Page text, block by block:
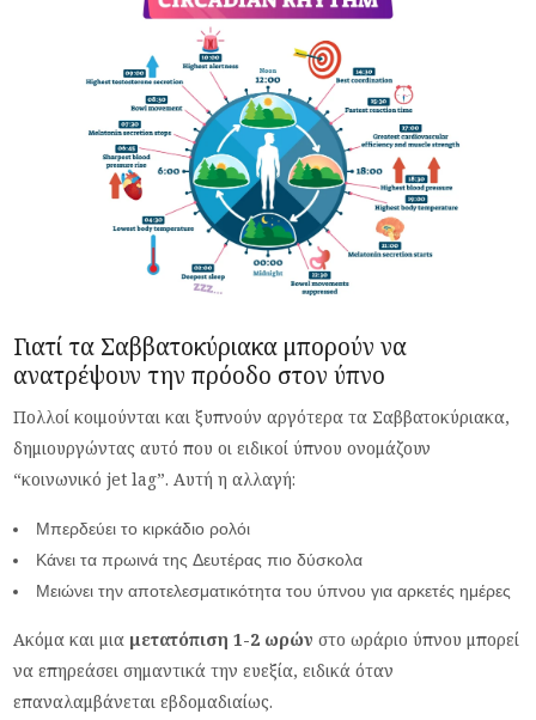
Γιατί τα Σαββατοκύριακα μπορούν να
ανατρέψουν την πρόοδο στον ύπνο
Πολλοί κοιμούνται και ξυπνούν αργότερα τα Σαββατοκύριακα,
δημιουργώντας αυτό που οι ειδικοί ύπνου ονομάζουν
“κοινωνικό jet lag”. Αυτή η αλλαγή:
Μπερδεύει το κιρκάδιο ρολόι
Κάνει τα πρωινά της Δευτέρας πιο δύσκολα
Μειώνει την αποτελεσματικότητα του ύπνου για αρκετές ημέρες
Ακόμα και μια μετατόπιση 1-2 ωρών στο ωράριο ύπνου μπορεί
να επηρεάσει σημαντικά την ευεξία, ειδικά όταν
επαναλαμβάνεται εβδομαδιαίως.